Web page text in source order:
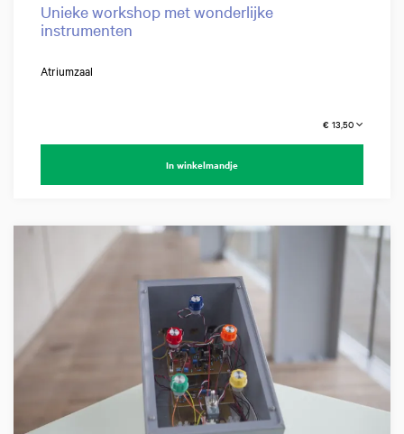
Unieke workshop met wonderlijke
instrumenten
Atriumzaal
€ 13,50
In winkelmandje